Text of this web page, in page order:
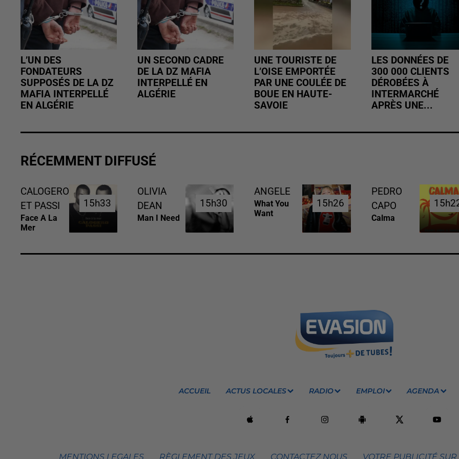
L’UN DES
FONDATEURS
SUPPOSÉS DE LA DZ
MAFIA INTERPELLÉ
EN ALGÉRIE
UN SECOND CADRE
DE LA DZ MAFIA
INTERPELLÉ EN
ALGÉRIE
UNE TOURISTE DE
L’OISE EMPORTÉE
PAR UNE COULÉE DE
BOUE EN HAUTE-
SAVOIE
LES DONNÉES DE
300 000 CLIENTS
DÉROBÉES À
INTERMARCHÉ
APRÈS UNE...
RÉCEMMENT DIFFUSÉ
CALOGERO
ET PASSI
Face A La
Mer
15h33
15h33
OLIVIA
DEAN
Man I Need
15h30
15h30
ANGELE
What You
Want
15h26
15h26
PEDRO
CAPO
Calma
ACCUEIL ACTUS LOCALES RADIO EMPLOI AGENDA
MENTIONS LEGALES RÈGLEMENT DES JEUX CONTACTEZ NOUS VOTRE PUBLICITÉ